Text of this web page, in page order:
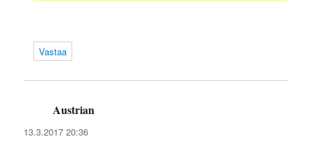
Vastaa
Austrian
13.3.2017 20:36